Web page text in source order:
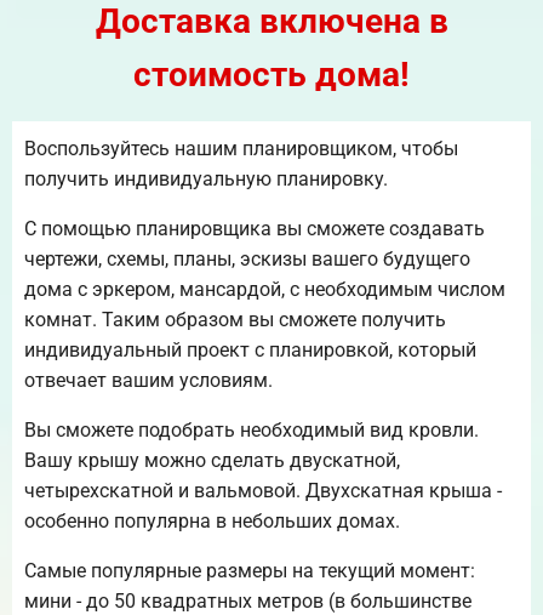
Доставка включена в
стоимость дома!
Воспользуйтесь нашим планировщиком, чтобы
получить индивидуальную планировку.
С помощью планировщика вы сможете создавать
чертежи, схемы, планы, эскизы вашего будущего
дома с эркером, мансардой, с необходимым числом
комнат. Таким образом вы сможете получить
индивидуальный проект с планировкой, который
отвечает вашим условиям.
Вы сможете подобрать необходимый вид кровли.
Вашу крышу можно сделать двускатной,
четырехскатной и вальмовой. Двухскатная крыша -
особенно популярна в небольших домах.
Самые популярные размеры на текущий момент:
мини - до 50 квадратных метров (в большинстве